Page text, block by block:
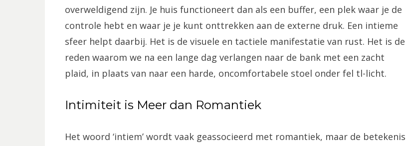
overweldigend zijn. Je huis functioneert dan als een buffer, een plek waar je de
controle hebt en waar je je kunt onttrekken aan de externe druk. Een intieme
sfeer helpt daarbij. Het is de visuele en tactiele manifestatie van rust. Het is de
reden waarom we na een lange dag verlangen naar de bank met een zacht
plaid, in plaats van naar een harde, oncomfortabele stoel onder fel tl-licht.
Intimiteit is Meer dan Romantiek
Het woord ‘intiem’ wordt vaak geassocieerd met romantiek, maar de betekenis